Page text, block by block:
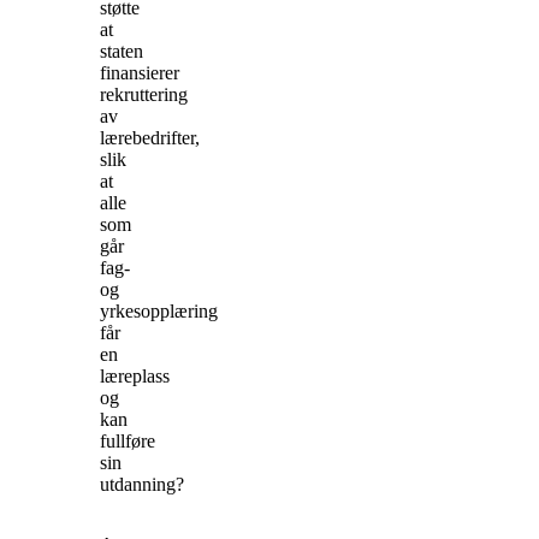
støtte
at
staten
finansierer
rekruttering
av
lærebedrifter,
slik
at
alle
som
går
fag-
og
yrkesopplæring
får
en
læreplass
og
kan
fullføre
sin
utdanning?